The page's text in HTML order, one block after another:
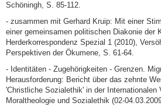
Schöningh, S. 85-112.
- zusammen mit Gerhard Kruip: Mit einer
einer gemeinsamen politischen Diakonie der
Herderkorrespondenz Spezial 1 (2010),
Perspektiven der Ökumene, S. 61-64.
- Identitäten - Zugehörigkeiten - Grenzen.
Herausforderung: Bericht über das zehnte
'Christliche Sozialethik' in der Internationalen
Moraltheologie und Sozialethik (02-